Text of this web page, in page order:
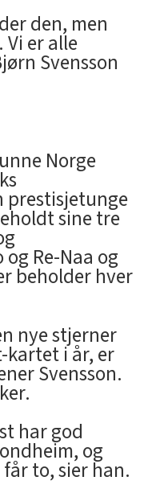
den, men
er alle
Svensson
Norge
prestisjetunge
sine tre
Re-Naa og
beholder hver
nye stjerner
kartet i år, er
Svensson.
har god
og
to, sier han.